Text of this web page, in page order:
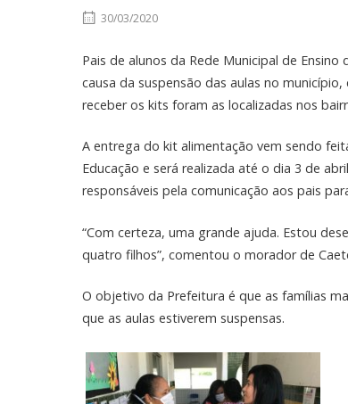
30/03/2020
Pais de alunos da Rede Municipal de
causa da suspensão das aulas no
receber os kits foram as localizadas nos
A entrega do kit alimentação vem sendo
Educação e será realizada até o dia 3 de
responsáveis pela comunicação aos pais
“Com certeza, uma grande ajuda. Estou
quatro filhos”, comentou o morador de
O objetivo da Prefeitura é que as famílias
que as aulas estiverem suspensas.